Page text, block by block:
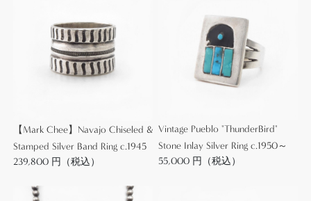
が、当時シルバープレートを用いて制作されたジュ
エリーは政府によりインディアンクラフトとして認
定されず、グランドキャニオンなどの国立公園内で
販売できなくなった記録も残っています。
こちのブレスレットもインゴットシルバーから成形
されることで、その硬さによる重厚で堅牢なシルバ
バーの色味こそアンティークジュエリーらしくなっ
【Mark Chee】Navajo Chiseled &
Stamped Silver Band Ring c.1945
239,800 円（税込）
Vintage Pueblo "ThunderBird"
Stone Inlay Silver Ring c.1950～
55,000 円（税込）